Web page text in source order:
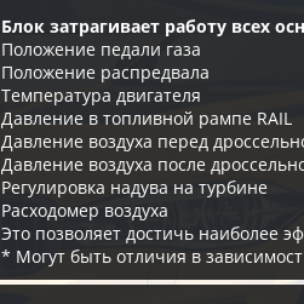
Блок затрагивает работу всех
Положение педали газа
Положение распредвала
Температура двигателя
Давление в топливной рампе RAIL
Давление воздуха перед
Давление воздуха после
Регулировка надува на турбине
Расходомер воздуха
Это позволяет достичь наиболее
* Могут быть отличия в